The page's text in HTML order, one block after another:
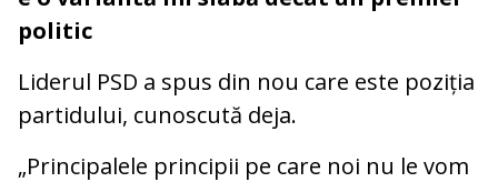
politic
Liderul PSD a spus din nou care este poziția
partidului, cunoscută deja.
„Principalele principii pe care noi nu le vom